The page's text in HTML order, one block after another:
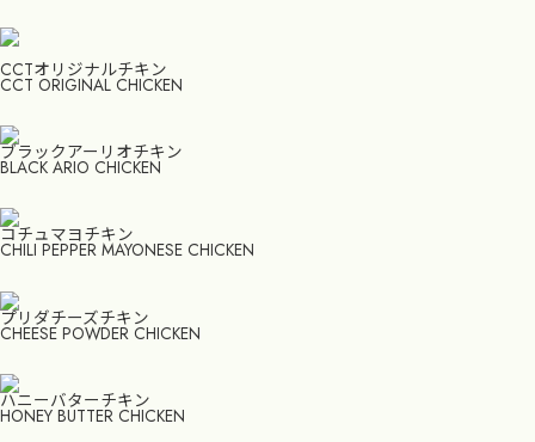
CCTオリジナルチキン
CCT ORIGINAL CHICKEN
ブラックアーリオチキン
BLACK ARIO CHICKEN
コチュマヨチキン
CHILI PEPPER MAYONESE CHICKEN
プリダチーズチキン
CHEESE POWDER CHICKEN
ハニーバターチキン
HONEY BUTTER CHICKEN